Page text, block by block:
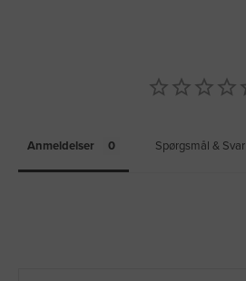
Anmeldelser Spørgsmål & Svar